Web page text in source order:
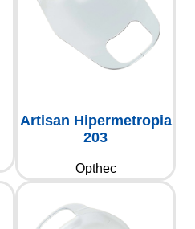
Artisan Hipermetropia
203
Opthec